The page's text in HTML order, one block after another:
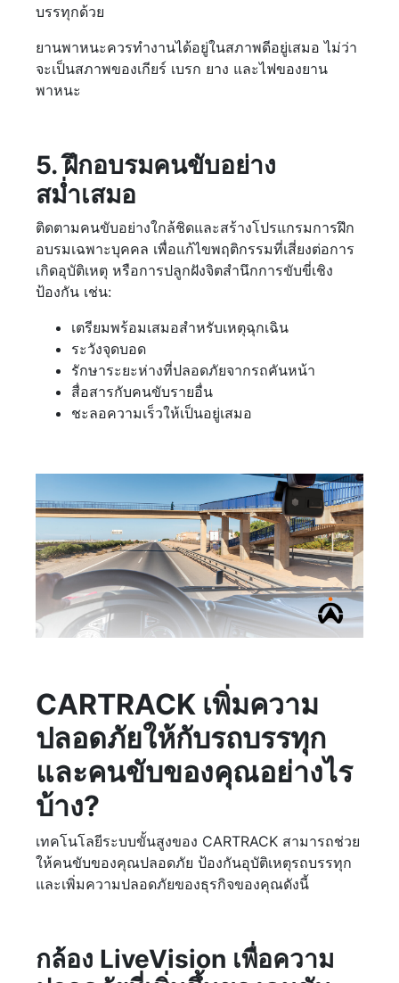
บรรทุกด้วย
ยานพาหนะควรทำงานได้อยู่ในสภาพดีอยู่เสมอ ไม่ว่า
จะเป็นสภาพของเกียร์ เบรก ยาง และไฟของยาน
พาหนะ
5. ฝึกอบรมคนขับอย่าง
สม่ำเสมอ
ติดตามคนขับอย่างใกล้ชิดและสร้างโปรแกรมการฝึก
อบรมเฉพาะบุคคล เพื่อแก้ไขพฤติกรรมที่เสี่ยงต่อการ
เกิดอุบัติเหตุ หรือการปลูกฝังจิตสำนึกการขับขี่เชิง
ป้องกัน เช่น:
เตรียมพร้อมเสมอสำหรับเหตุฉุกเฉิน
ระวังจุดบอด
รักษาระยะห่างที่ปลอดภัยจากรถคันหน้า
สื่อสารกับคนขับรายอื่น
ชะลอความเร็วให้เป็นอยู่เสมอ
CARTRACK เพิ่มความ
ปลอดภัยให้กับรถบรรทุก
และคนขับของคุณอย่างไร
บ้าง?
เทคโนโลยีระบบขั้นสูงของ CARTRACK สามารถช่วย
ให้คนขับของคุณปลอดภัย ป้องกันอุบัติเหตุรถบรรทุก
และเพิ่มความปลอดภัยของธุรกิจของคุณดังนี้
กล้อง LiveVision เพื่อความ